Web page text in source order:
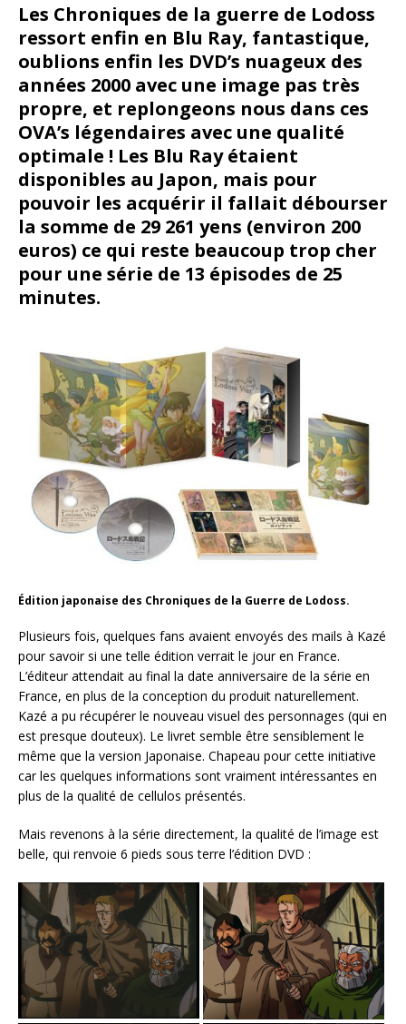
Les Chroniques de la guerre de Lodoss
ressort enfin en Blu Ray, fantastique,
oublions enfin les DVD’s nuageux des
années 2000 avec une image pas très
propre, et replongeons nous dans ces
OVA’s légendaires avec une qualité
optimale ! Les Blu Ray étaient
disponibles au Japon, mais pour
pouvoir les acquérir il fallait débourser
la somme de 29 261 yens (environ 200
euros) ce qui reste beaucoup trop cher
pour une série de 13 épisodes de 25
minutes.
Édition japonaise des Chroniques de la Guerre de Lodoss.
Plusieurs fois, quelques fans avaient envoyés des mails à Kazé
pour savoir si une telle édition verrait le jour en France.
L’éditeur attendait au final la date anniversaire de la série en
France, en plus de la conception du produit naturellement.
Kazé a pu récupérer le nouveau visuel des personnages (qui en
est presque douteux). Le livret semble être sensiblement le
même que la version Japonaise. Chapeau pour cette initiative
car les quelques informations sont vraiment intéressantes en
plus de la qualité de cellulos présentés.
Mais revenons à la série directement, la qualité de l’image est
belle, qui renvoie 6 pieds sous terre l’édition DVD :